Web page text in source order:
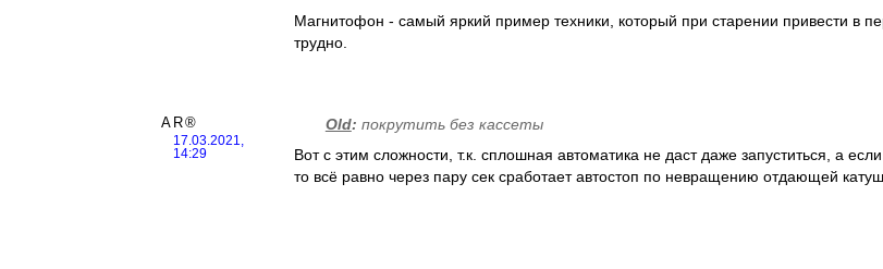
Магнитофон - самый яркий пример техники, который при старении привести в
трудно.
AR®
17.03.2021,
14:29
Old: покрутить без кассеты
Вот с этим сложности, т.к. сплошная автоматика не даст даже запуститься, а
то всё равно через пару сек сработает автостоп по невращению отдающей